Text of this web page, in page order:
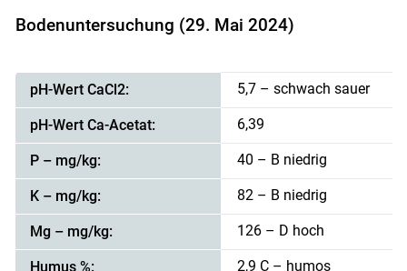
Bodenuntersuchung (29. Mai 2024)
pH-Wert CaCl2: 5,7 – schwach sauer
pH-Wert Ca-Acetat: 6,39
P – mg/kg: 40 – B niedrig
K – mg/kg: 82 – B niedrig
Mg – mg/kg: 126 – D hoch
Humus %: 2,9 C – humos